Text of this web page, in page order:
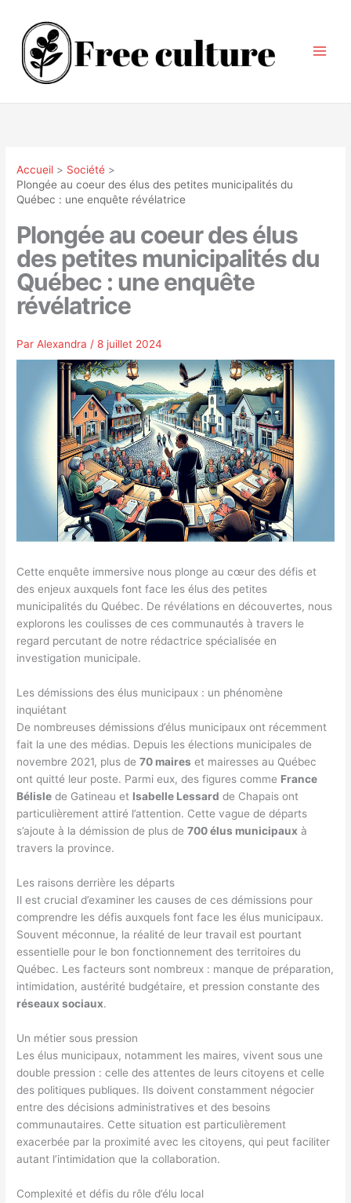
contenu
Accueil
Société
Plongée au coeur des élus des petites municipalités du
Québec : une enquête révélatrice
Plongée au coeur des élus
des petites municipalités du
Québec : une enquête
révélatrice
Par Alexandra /8 juillet 2024
Cette enquête immersive nous plonge au cœur des défis et
des enjeux auxquels font face les élus des petites
municipalités du Québec. De révélations en découvertes, nous
explorons les coulisses de ces communautés à travers le
regard percutant de notre rédactrice spécialisée en
investigation municipale.
Les démissions des élus municipaux : un phénomène
inquiétant
De nombreuses démissions d’élus municipaux ont récemment
fait la une des médias. Depuis les élections municipales de
novembre 2021, plus de70 maires et mairesses au Québec
ont quitté leur poste. Parmi eux, des figures comme France
Bélisle de Gatineau et Isabelle Lessard de Chapais ont
particulièrement attiré l’attention. Cette vague de départs
s’ajoute à la démission de plus de700 élus municipaux à
travers la province.
Les raisons derrière les départs
Il est crucial d’examiner les causes de ces démissions pour
comprendre les défis auxquels font face les élus municipaux.
Souvent méconnue, la réalité de leur travail est pourtant
essentielle pour le bon fonctionnement des territoires du
Québec. Les facteurs sont nombreux : manque de préparation,
intimidation, austérité budgétaire, et pression constante des
réseaux sociaux.
Un métier sous pression
Les élus municipaux, notamment les maires, vivent sous une
double pression : celle des attentes de leurs citoyens et celle
des politiques publiques. Ils doivent constamment négocier
entre des décisions administratives et des besoins
communautaires. Cette situation est particulièrement
exacerbée par la proximité avec les citoyens, qui peut faciliter
autant l’intimidation que la collaboration.
Complexité et défis du rôle d’élu local